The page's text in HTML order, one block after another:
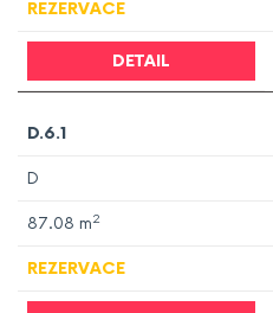
REZERVACE
DETAIL
D.6.1
D
87.08 m2
REZERVACE